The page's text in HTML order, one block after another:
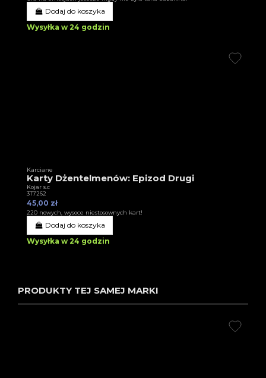
Dodaj do koszyka
Wysyłka w 24 godzin
Karciane
Karty Dżentelmenów: Epizod Drugi
Kojar s.c
3T7262
45,00 zł
220 nowych, wysoce niestosownych kart!
Dodaj do koszyka
Wysyłka w 24 godzin
PRODUKTY TEJ SAMEJ MARKI